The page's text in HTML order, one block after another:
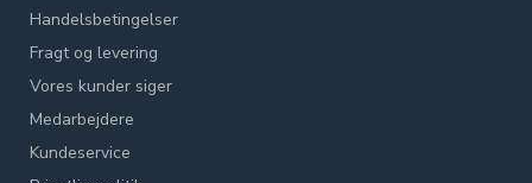
Handelsbetingelser
Fragt og levering
Vores kunder siger
Medarbejdere
Kundeservice